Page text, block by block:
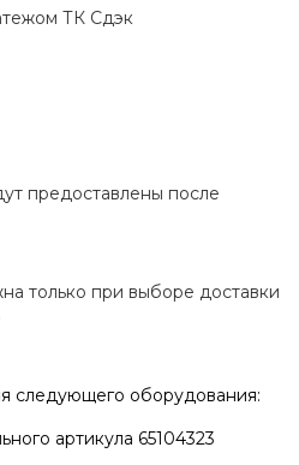
ТК Сдэк
предоставлены после
только при выборе доставки
следующего оборудования:
артикула 65104323